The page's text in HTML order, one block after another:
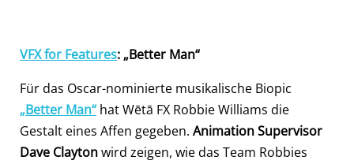
VFX for Features: „Better Man“
Für das Oscar-nominierte musikalische Biopic
„Better Man“ hat Wētā FX Robbie Williams die
Gestalt eines Affen gegeben. Animation Supervisor
Dave Claytonwird zeigen, wie das Team Robbies